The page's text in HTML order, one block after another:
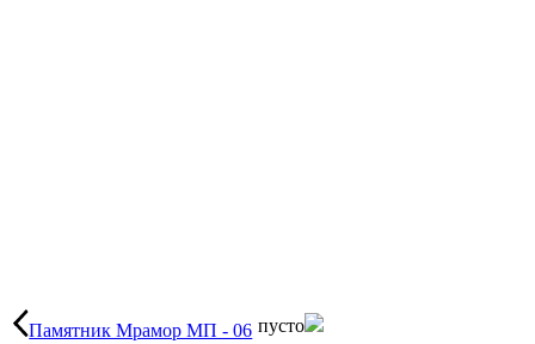
Памятник Мрамор МП - 06 пусто